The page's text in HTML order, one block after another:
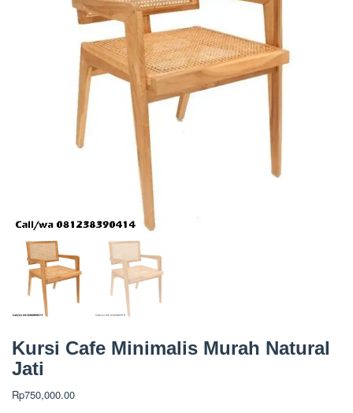
Kursi Cafe Minimalis Murah Natural
Jati
Rp750,000.00